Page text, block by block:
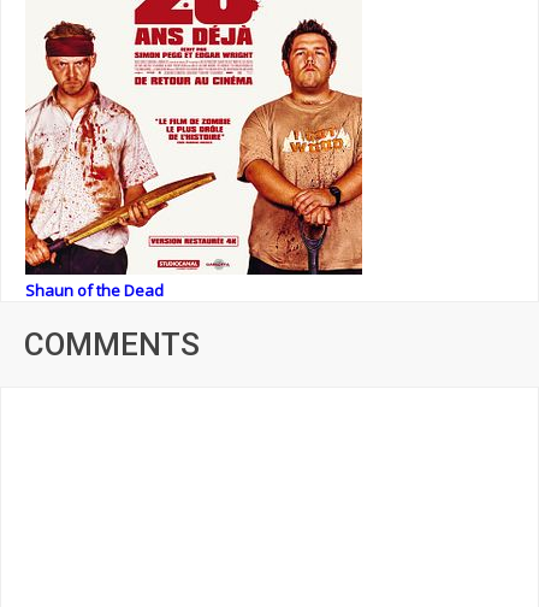
Shaun of the Dead
COMMENTS